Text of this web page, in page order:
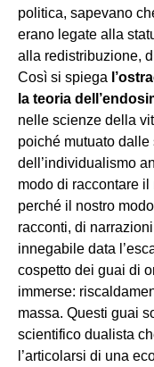
politica, sapevano
erano legate alla
alla redistribuzione,
Così si spiega
la teoria
nelle scienze della
poiché mutuato
dell’individualismo
modo di raccontare
perché il nostro
racconti, di
innegabile data
cospetto dei guai di
immerse:
massa. Questi guai
scientifico dualista
l’articolarsi di una